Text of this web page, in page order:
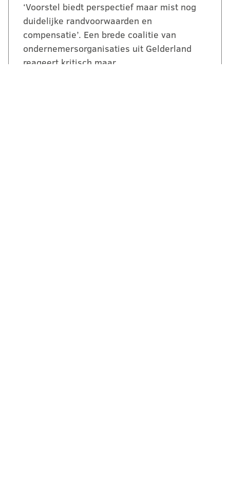
‘Voorstel biedt perspectief maar mist nog
duidelijke randvoorwaarden en
compensatie’. Een brede coalitie van
ondernemersorganisaties uit Gelderland
reageert kritisch maar…